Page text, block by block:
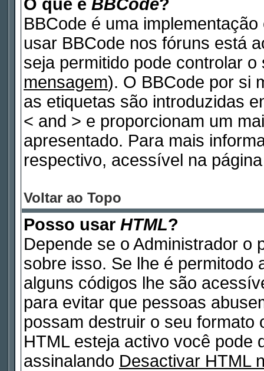
O que é BBCode?
BBCode é uma
usar BBCode nos fóruns está
seja permitido pode controlar
mensagem). O BBCode por si
as etiquetas são introduzidas
< and > e proporcionam um
apresentado. Para mais
respectivo, acessível na
Voltar ao Topo
Posso usar HTML?
Depende se o Administrador o
sobre isso. Se lhe é permitodo
alguns códigos lhe são
para evitar que pessoas
possam destruir o seu formato
HTML esteja activo você pode
assinalando Desactivar HTML